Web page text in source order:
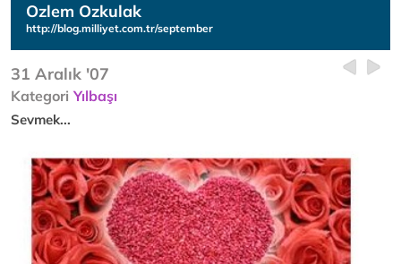
Ozlem Ozkulak
http://blog.milliyet.com.tr/september
31 Aralık '07
Kategori Yılbaşı
Sevmek...